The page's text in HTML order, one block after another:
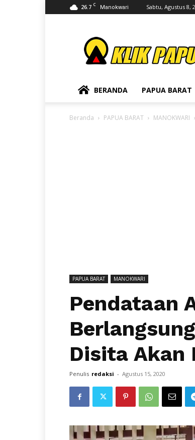
26.7 C Manokwari Sabtu, Agustus 8,
BERANDA PAPUA BARAT
Beranda PAPUA BARAT MANOKWARI
PAPUA BARAT MANOKWARI
Pendataan
Disita Akan
Penulis redaksi - Agustus 15, 2020